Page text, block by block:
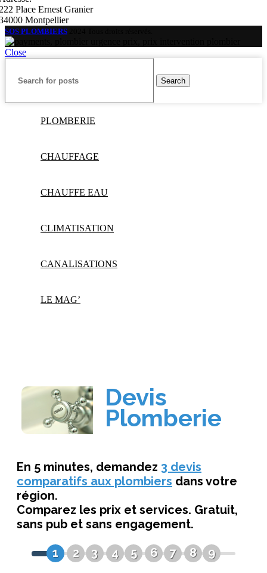
Place Ernest Granier
Montpellier
SOS PLOMBIERS
Close
Search
PLOMBERIE
CHAUFFAGE
CHAUFFE EAU
CLIMATISATION
CANALISATIONS
LE MAG’